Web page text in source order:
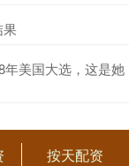
果
年美国大选，这是她
按天配资